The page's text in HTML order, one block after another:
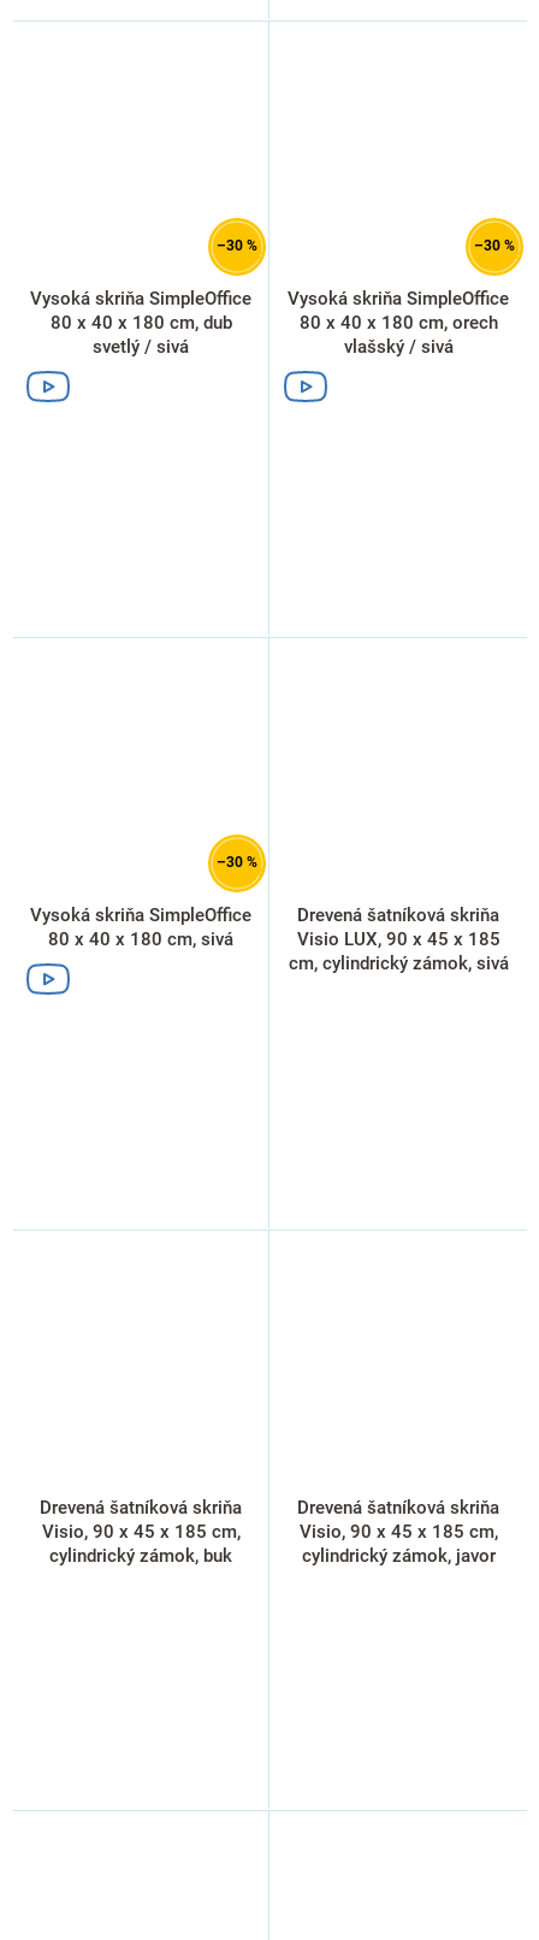
–30 %
Vysoká skriňa SimpleOffice
80 x 40 x 180 cm, dub
svetlý / sivá
–30 %
Vysoká skriňa SimpleOffice
80 x 40 x 180 cm, orech
vlašský / sivá
–30 %
Vysoká skriňa SimpleOffice
80 x 40 x 180 cm, sivá
Drevená šatníková skriňa
Visio LUX, 90 x 45 x 185
cm, cylindrický zámok, sivá
Drevená šatníková skriňa
Visio, 90 x 45 x 185 cm,
cylindrický zámok, buk
Drevená šatníková skriňa
Visio, 90 x 45 x 185 cm,
cylindrický zámok, javor